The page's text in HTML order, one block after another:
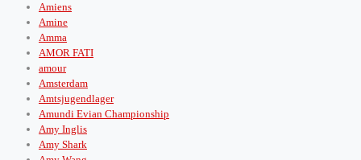
Amiens
Amine
Amma
AMOR FATI
amour
Amsterdam
Amtsjugendlager
Amundi Evian Championship
Amy Inglis
Amy Shark